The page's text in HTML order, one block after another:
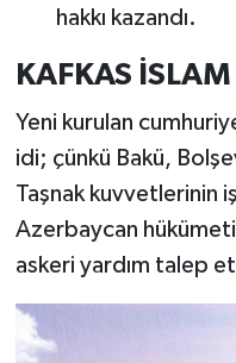
hakkı kazandı.
KAFKAS
Yeni kurulan
idi; çünkü Bakü,
Taşnak kuvvetlerinin
Azerbaycan
askeri yardım talep